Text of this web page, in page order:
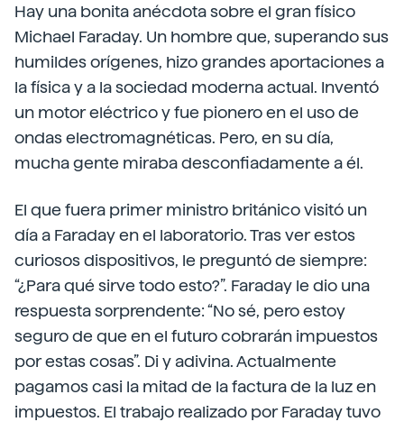
Hay una bonita anécdota sobre el gran físico
Michael Faraday. Un hombre que, superando sus
humildes orígenes, hizo grandes aportaciones a
la física y a la sociedad moderna actual. Inventó
un motor eléctrico y fue pionero en el uso de
ondas electromagnéticas. Pero, en su día,
mucha gente miraba desconfiadamente a él.
El que fuera primer ministro británico visitó un
día a Faraday en el laboratorio. Tras ver estos
curiosos dispositivos, le preguntó de siempre:
“¿Para qué sirve todo esto?”. Faraday le dio una
respuesta sorprendente: “No sé, pero estoy
seguro de que en el futuro cobrarán impuestos
por estas cosas”. Di y adivina. Actualmente
pagamos casi la mitad de la factura de la luz en
impuestos. El trabajo realizado por Faraday tuvo